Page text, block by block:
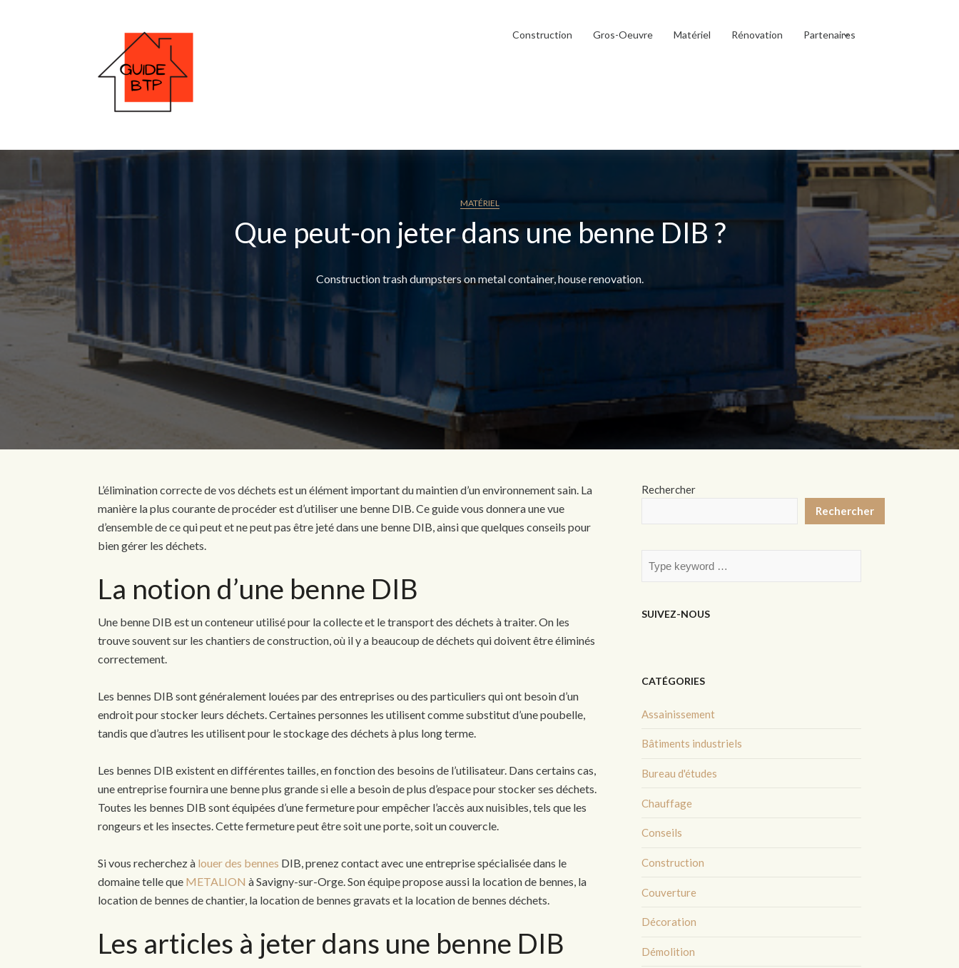
Construction Gros-Oeuvre Matériel Rénovation Partenaires
MATÉRIEL
Que peut-on jeter dans une benne DIB ?
Construction trash dumpsters on metal container, house renovation.
L’élimination correcte de vos déchets est un élément important du maintien d’un environnement sain. La
manière la plus courante de procéder est d’utiliser une benne DIB. Ce guide vous donnera une vue
d’ensemble de ce qui peut et ne peut pas être jeté dans une benne DIB, ainsi que quelques conseils pour
bien gérer les déchets.
La notion d’une benne DIB
Une benne DIB est un conteneur utilisé pour la collecte et le transport des déchets à traiter. On les
trouve souvent sur les chantiers de construction, où il y a beaucoup de déchets qui doivent être éliminés
correctement.
Les bennes DIB sont généralement louées par des entreprises ou des particuliers qui ont besoin d’un
endroit pour stocker leurs déchets. Certaines personnes les utilisent comme substitut d’une poubelle,
tandis que d’autres les utilisent pour le stockage des déchets à plus long terme.
Les bennes DIB existent en différentes tailles, en fonction des besoins de l’utilisateur. Dans certains cas,
une entreprise fournira une benne plus grande si elle a besoin de plus d’espace pour stocker ses déchets.
Toutes les bennes DIB sont équipées d’une fermeture pour empêcher l’accès aux nuisibles, tels que les
rongeurs et les insectes. Cette fermeture peut être soit une porte, soit un couvercle.
Si vous recherchez à louer des bennes DIB, prenez contact avec une entreprise spécialisée dans le
domaine telle que METALION à Savigny-sur-Orge. Son équipe propose aussi la location de bennes, la
location de bennes de chantier, la location de bennes gravats et la location de bennes déchets.
Les articles à jeter dans une benne DIB
Rechercher
Rechercher
SUIVEZ-NOUS
CATÉGORIES
Assainissement
Bâtiments industriels
Bureau d'études
Chauffage
Conseils
Construction
Couverture
Décoration
Démolition